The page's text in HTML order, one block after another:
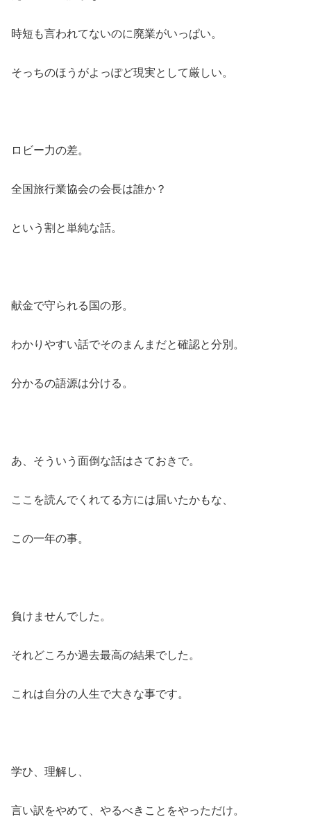
時短も言われてないのに廃業がいっぱい。
そっちのほうがよっぽど現実として厳しい。
ロビー力の差。
全国旅行業協会の会長は誰か？
という割と単純な話。
献金で守られる国の形。
わかりやすい話でそのまんまだと確認と分別。
分かるの語源は分ける。
あ、そういう面倒な話はさておきで。
ここを読んでくれてる方には届いたかもな、
この一年の事。
負けませんでした。
それどころか過去最高の結果でした。
これは自分の人生で大きな事です。
学ひ、理解し、
言い訳をやめて、やるべきことをやっただけ。